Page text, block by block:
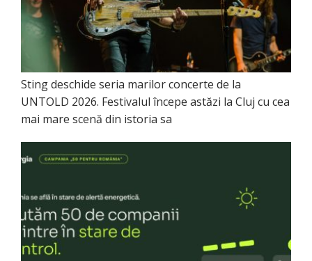
Sting deschide seria marilor concerte de la
UNTOLD 2026. Festivalul începe astăzi la Cluj cu cea
mai mare scenă din istoria sa